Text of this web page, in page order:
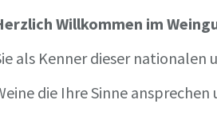
Willkommen im
als Kenner dieser nationalen
die Ihre Sinne